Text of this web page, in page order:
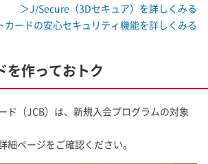
＞J/Secure（3Dセキュア）を詳しくみる
カードの安心セキュリティ機能を詳しくみる
を作っておトク
ド（JCB）は、新規入会プログラムの対象
細ページをご確認ください。